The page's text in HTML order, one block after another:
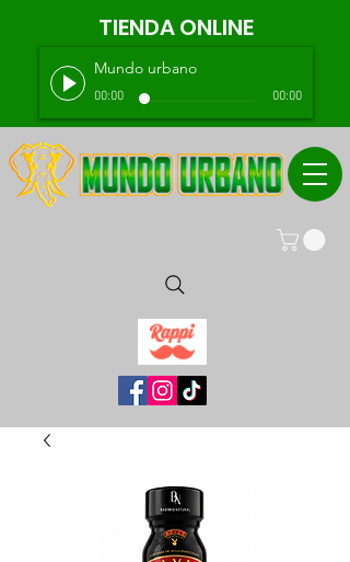
TIENDA ONLINE
Mundo urbano
00:00 00:00